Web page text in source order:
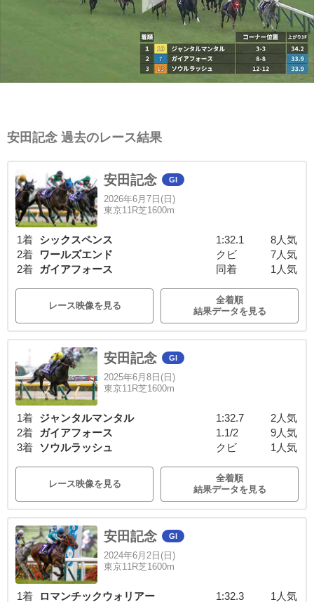
安田記念 過去のレース結果
安田記念 GI
2026年6月7日(日)
東京11R芝1600m
1着 シックスペンス 1:32.1
8人気
2着
ワールズエンド クビ
7人気
2着
ガイアフォース 同着 1人気
レース映像を見る
全着順
結果データを見る
安田記念 GI
2025年6月8日(日)
東京11R芝1600m
1着 ジャンタルマンタル 1:32.7
2人気
2着
ガイアフォース 1.1/2
9人気
3着
ソウルラッシュ クビ 1人気
レース映像を見る
全着順
結果データを見る
安田記念 GI
2024年6月2日(日)
東京11R芝1600m
1着 ロマンチックウォリアー 1:32.3
1人気